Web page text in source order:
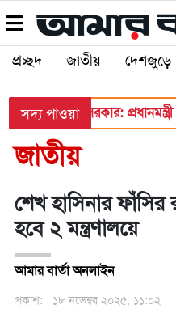
প্রচ্ছদ জাতীয় দেশজুড়ে
সদ্য পাওয়া
তুলে ধরবে সরকার: প্রধানমন্ত্রী
জাতীয়
শেখ হাসিনার ফাঁসির
হবে ২ মন্ত্রণালয়ে
আমার বার্তা অনলাইন
প্রকাশ:
১৮ নভেম্বর ২০২৫, ১১:০২